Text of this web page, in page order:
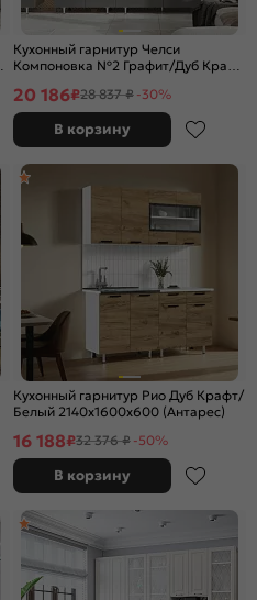
Кухонный гарнитур Челси
Компоновка №2 Графит/Дуб Крафт
20 186₽28 837 ₽ -30%
В корзину
Кухонный гарнитур Рио Дуб Крафт/
Белый 2140x1600x600 (Антарес)
16 188₽32 376 ₽ -50%
В корзину